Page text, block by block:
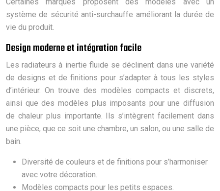
système de sécurité anti-surchauffe améliorant la durée de
vie du produit.
Design moderne et intégration facile
Les radiateurs à inertie fluide se déclinent dans une variété
de designs et de finitions pour s’adapter à tous les styles
d’intérieur. On trouve des modèles compacts et discrets,
ainsi que des modèles plus imposants pour une diffusion
de chaleur plus importante. Ils s’intègrent facilement dans
une pièce, que ce soit une chambre, un salon, ou une salle de
bain.
Diversité de couleurs et de finitions pour s’harmoniser
avec votre décoration.
Modèles compacts pour les petits espaces.